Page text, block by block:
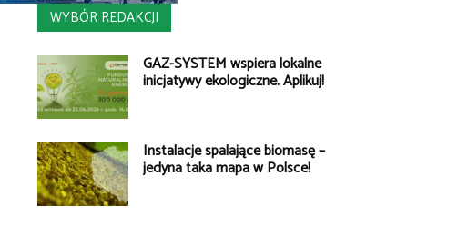
WYBÓR REDAKCJI
GAZ-SYSTEM wspiera lokalne
inicjatywy ekologiczne. Aplikuj!
Instalacje spalające biomasę –
jedyna taka mapa w Polsce!